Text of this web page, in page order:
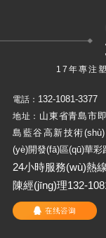
17年專注
電話： 132-1081-3377
地址： 山東省青島市
島藍谷高新技術
(yè)開發(fā)區(qū)華彩
24小時服務(wù)熱線
陳經(jīng)理132-